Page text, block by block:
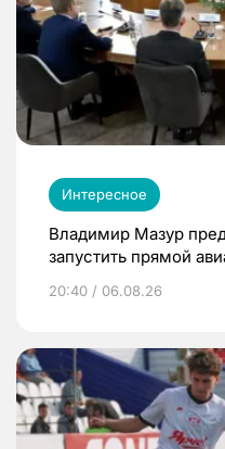
Интересное
Владимир Мазур
запустить прямой
20:40 / 06.08.26